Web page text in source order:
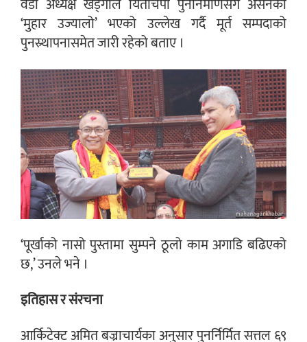
‘मुहार उज्यालो’ भएको उल्लेख गर्दै मूर्त सम्पदाको
पुनस्र्थापनासमेत जारी रहेको बताए ।
‘पूर्खाको नासो पुस्तामा सुम्पने ठूलो काम अगाडि बढिएको
छ,’ उनले भने ।
इतिहास र संरचना
आर्किटेक्ट अमित बज्राचार्यका अनुसार पुनर्निर्मित सत्तल ६९